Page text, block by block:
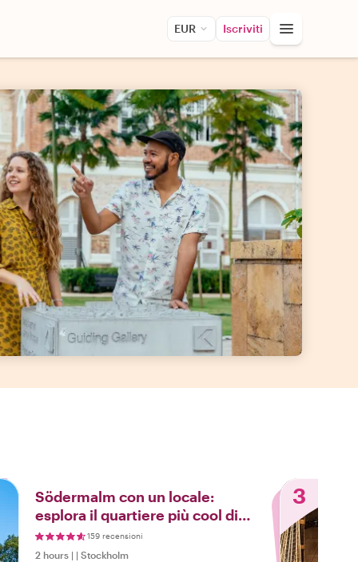
EUR Iscriviti
Södermalm con un locale:
esplora il quartiere più cool di
Stoccolma159 recensioni
2 hours | | Stockholm
3